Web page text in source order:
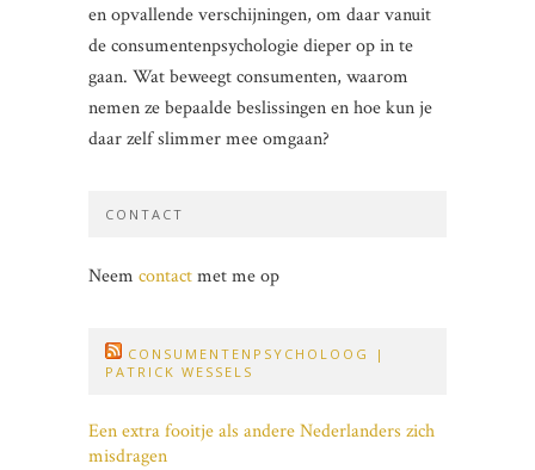
en opvallende verschijningen, om daar vanuit
de consumentenpsychologie dieper op in te
gaan. Wat beweegt consumenten, waarom
nemen ze bepaalde beslissingen en hoe kun je
daar zelf slimmer mee omgaan?
CONTACT
Neem contactmet me op
CONSUMENTENPSYCHOLOOG |
PATRICK WESSELS
Een extra fooitje als andere Nederlanders zich
misdragen